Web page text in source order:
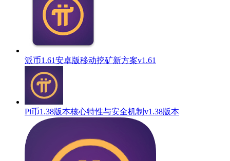
派币1.61安卓版移动挖矿新方案v1.61
Pi币1.38版本核心特性与安全机制v1.38版本